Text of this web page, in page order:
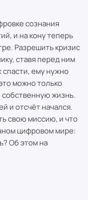
сознания
и на кону теперь
Разрешить кризис
ставя перед ним
спасти, ему нужно
можно только
собственную жизнь.
и отсчёт начался.
свою миссию, и что
цифровом мире:
Об этом на